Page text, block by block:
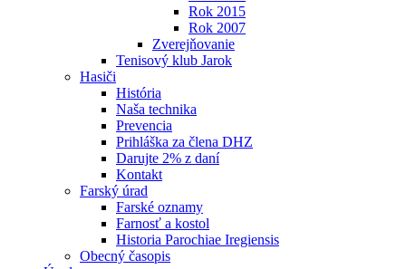
Rok 2015
Rok 2007
Zverejňovanie
Tenisový klub Jarok
Hasiči
História
Naša technika
Prevencia
Prihláška za člena DHZ
Darujte 2% z daní
Kontakt
Farský úrad
Farské oznamy
Farnosť a kostol
Historia Parochiae Iregiensis
Obecný časopis